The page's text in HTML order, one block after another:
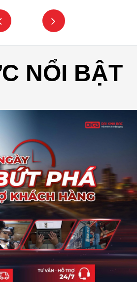
NỔI BẬT